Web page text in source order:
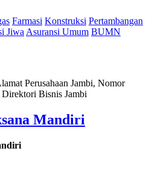
Farmasi Konstruksi Pertambangan
Jiwa Asuransi Umum BUMN
Perusahaan Jambi, Nomor
Direktori Bisnis Jambi
Mandiri